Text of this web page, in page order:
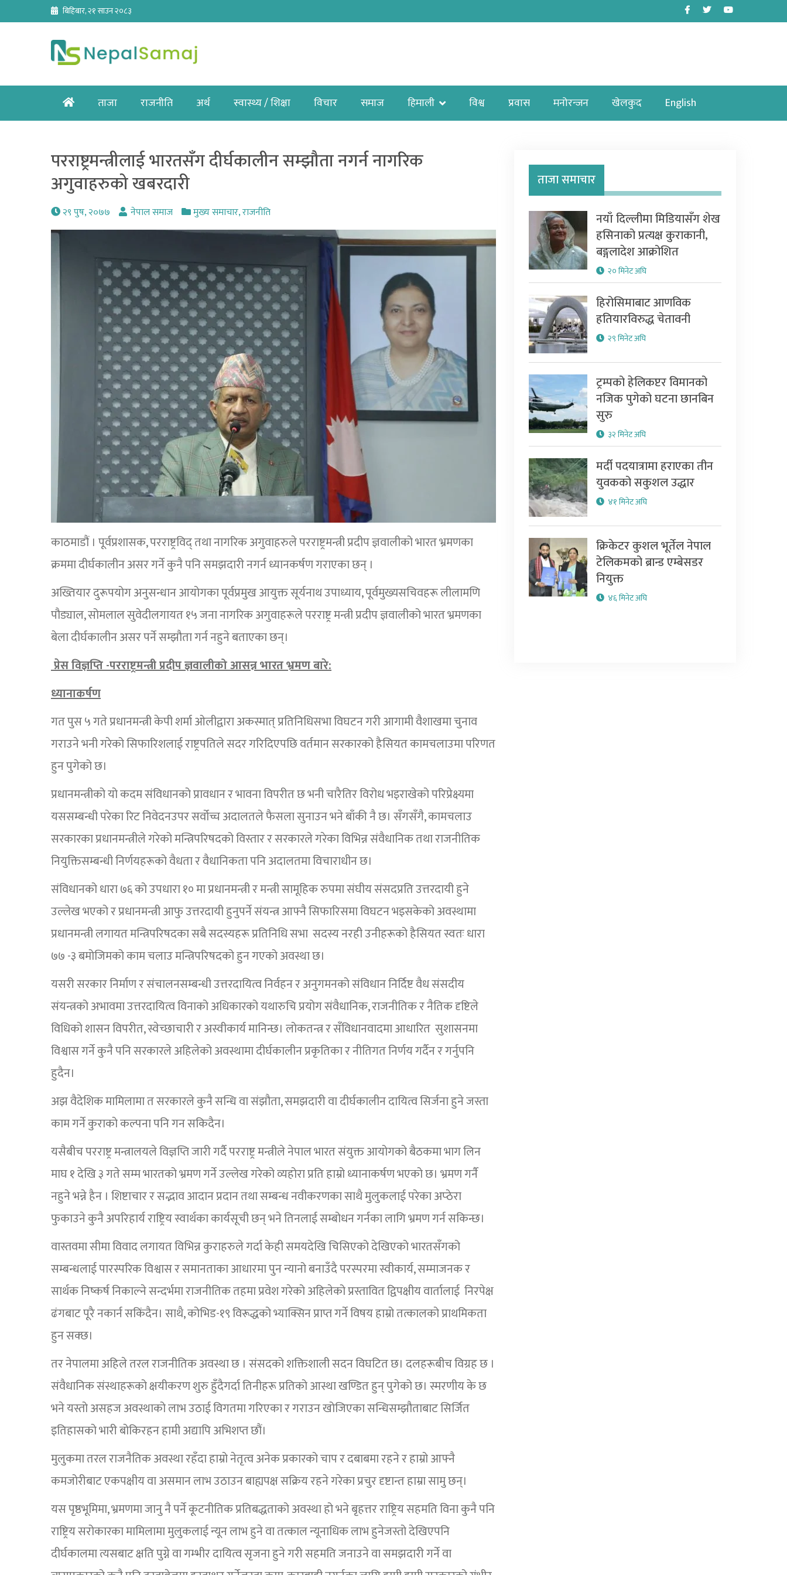
content
बिहिबार, २१ साउन २०८३ Facebook
TwitterYoutube
Homeताजा राजनीति अर्थ स्वास्थ्य / शिक्षा विचार समाज हिमाली विश्व प्रवास मनोरन्जन खेलकुद English
परराष्ट्रमन्त्रीलाई भारतसँग दीर्घकालीन सम्झौता नगर्न नागरिक
अगुवाहरुको खबरदारी
२९ पुष, २०७७ नेपाल समाज मुख्य समाचार,राजनीति
काठमाडौं । पूर्वप्रशासक, परराष्ट्रविद् तथा नागरिक अगुवाहरुले परराष्ट्रमन्त्री प्रदीप ज्ञवालीको भारत भ्रमणका
क्रममा दीर्घकालीन असर गर्ने कुनै पनि समझदारी नगर्न ध्यानकर्षण गराएका छन् ।
अख्तियार दुरूपयोग अनुसन्धान आयोगका पूर्वप्रमुख आयुक्त सूर्यनाथ उपाध्याय, पूर्वमुख्यसचिवहरू लीलामणि
पौड्याल, सोमलाल सुवेदीलगायत १५ जना नागरिक अगुवाहरूले परराष्ट्र मन्त्री प्रदीप ज्ञवालीको भारत भ्रमणका
बेला दीर्घकालीन असर पर्ने सम्झौता गर्न नहुने बताएका छन्।
प्रेस विज्ञप्ति -परराष्ट्रमन्त्री प्रदीप ज्ञवालीको आसन्न भारत भ्रमण बारे:
ध्यानाकर्षण
गत पुस ५ गते प्रधानमन्त्री केपी शर्मा ओलीद्वारा अकस्मात् प्रतिनिधिसभा विघटन गरी आगामी वैशाखमा चुनाव
गराउने भनी गरेको सिफारिशलाई राष्ट्रपतिले सदर गरिदिएपछि वर्तमान सरकारको हैसियत कामचलाउमा परिणत
हुन पुगेको छ।
प्रधानमन्त्रीको यो कदम संविधानको प्रावधान र भावना विपरीत छ भनी चारैतिर विरोध भइराखेको परिप्रेक्ष्यमा
यससम्बन्धी परेका रिट निवेदनउपर सर्वोच्च अदालतले फैसला सुनाउन भने बाँकी नै छ। सँगसँगै, कामचलाउ
सरकारका प्रधानमन्त्रीले गरेको मन्त्रिपरिषदको विस्तार र सरकारले गरेका विभिन्न संवैधानिक तथा राजनीतिक
नियुक्तिसम्बन्धी निर्णयहरूको वैधता र वैधानिकता पनि अदालतमा विचाराधीन छ।
संविधानको धारा ७६ को उपधारा १० मा प्रधानमन्त्री र मन्त्री सामूहिक रुपमा संघीय संसदप्रति उत्तरदायी हुने
उल्लेख भएको र प्रधानमन्त्री आफु उत्तरदायी हुनुपर्ने संयन्त्र आफ्नै सिफारिसमा विघटन भइसकेको अवस्थामा
प्रधानमन्त्री लगायत मन्त्रिपरिषदका सबै सदस्यहरू प्रतिनिधि सभा सदस्य नरही उनीहरूको हैसियत स्वतः धारा
७७ -३ बमोजिमको काम चलाउ मन्त्रिपरिषदको हुन गएको अवस्था छ।
यसरी सरकार निर्माण र संचालनसम्बन्धी उत्तरदायित्व निर्वहन र अनुगमनको संविधान निर्दिष्ट वैध संसदीय
संयन्त्रको अभावमा उत्तरदायित्व विनाको अधिकारको यथारुचि प्रयोग संवैधानिक, राजनीतिक र नैतिक दृष्टिले
विधिको शासन विपरीत, स्वेच्छाचारी र अस्वीकार्य मानिन्छ। लोकतन्त्र र सँविधानवादमा आधारित सुशासनमा
विश्वास गर्ने कुनै पनि सरकारले अहिलेको अवस्थामा दीर्घकालीन प्रकृतिका र नीतिगत निर्णय गर्दैन र गर्नुपनि
हुदैन।
अझ वैदेशिक मामिलामा त सरकारले कुनै सन्धि वा संझौता, समझदारी वा दीर्घकालीन दायित्व सिर्जना हुने जस्ता
काम गर्ने कुराको कल्पना पनि गन सकिदैन।
यसैबीच परराष्ट्र मन्त्रालयले विज्ञप्ति जारी गर्दै परराष्ट्र मन्त्रीले नेपाल भारत संयुक्त आयोगको बैठकमा भाग लिन
माघ १ देखि ३ गते सम्म भारतको भ्रमण गर्ने उल्लेख गरेको व्यहोरा प्रति हाम्रो ध्यानाकर्षण भएको छ। भ्रमण गर्नै
नहुने भन्ने हैन । शिष्टाचार र सद्भाव आदान प्रदान तथा सम्बन्ध नवीकरणका साथै मुलुकलाई परेका अप्ठेरा
फुकाउने कुनै अपरिहार्य राष्ट्रिय स्वार्थका कार्यसूची छन् भने तिनलाई सम्बोधन गर्नका लागि भ्रमण गर्न सकिन्छ।
वास्तवमा सीमा विवाद लगायत विभिन्न कुराहरुले गर्दा केही समयदेखि चिसिएको देखिएको भारतसँगको
सम्बन्धलाई पारस्परिक विश्वास र समानताका आधारमा पुन न्यानो बनाउँदै परस्परमा स्वीकार्य, सम्माजनक र
सार्थक निष्कर्ष निकाल्ने सन्दर्भमा राजनीतिक तहमा प्रवेश गरेको अहिलेको प्रस्तावित द्विपक्षीय वार्तालाई निरपेक्ष
ढंगबाट पूरै नकार्न सकिंदैन। साथै, कोभिड-१९ विरूद्धको भ्याक्सिन प्राप्त गर्ने विषय हाम्रो तत्कालको प्राथमिकता
हुन सक्छ।
तर नेपालमा अहिले तरल राजनीतिक अवस्था छ । संसदको शक्तिशाली सदन विघटित छ। दलहरूबीच विग्रह छ ।
संवैधानिक संस्थाहरूको क्षयीकरण शुरु हुँदैगर्दा तिनीहरू प्रतिको आस्था खण्डित हुन् पुगेको छ। स्मरणीय के छ
भने यस्तो असहज अवस्थाको लाभ उठाई विगतमा गरिएका र गराउन खोजिएका सन्धिसम्झौताबाट सिर्जित
इतिहासको भारी बोकिरहन हामी अद्यापि अभिशप्त छौं।
मुलुकमा तरल राजनैतिक अवस्था रहँदा हाम्रो नेतृत्व अनेक प्रकारको चाप र दबाबमा रहने र हाम्रो आफ्नै
कमजोरीबाट एकपक्षीय वा असमान लाभ उठाउन बाह्यपक्ष सक्रिय रहने गरेका प्रचुर दृष्टान्त हाम्रा सामु छन्।
यस पृष्ठभूमिमा, भ्रमणमा जानु नै पर्ने कूटनीतिक प्रतिबद्धताको अवस्था हो भने बृहत्तर राष्ट्रिय सहमति विना कुनै पनि
राष्ट्रिय सरोकारका मामिलामा मुलुकलाई न्यून लाभ हुने वा तत्काल न्यूनाधिक लाभ हुनेजस्तो देखिएपनि
दीर्घकालमा त्यसबाट क्षति पुग्ने वा गम्भीर दायित्व सृजना हुने गरी सहमति जनाउने वा समझदारी गर्ने वा
ताजा समाचार
नयाँ दिल्लीमा मिडियासँग शेख
हसिनाको प्रत्यक्ष कुराकानी,
बङ्गलादेश आक्रोशित
२० मिनेट अघि
हिरोसिमाबाट आणविक
हतियारविरुद्ध चेतावनी
२९ मिनेट अघि
ट्रम्पको हेलिकप्टर विमानको
नजिक पुगेको घटना छानबिन
सुरु
३२ मिनेट अघि
मर्दी पदयात्रामा हराएका तीन
युवकको सकुशल उद्धार
४१ मिनेट अघि
क्रिकेटर कुशल भूर्तेल नेपाल
टेलिकमको ब्रान्ड एम्बेसडर
नियुक्त
४६ मिनेट अघि